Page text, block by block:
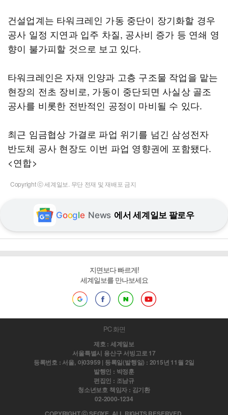
건설업계는 타워크레인 가동 중단이 장기화할 경우
공사 일정 지연과 입주 차질, 공사비 증가 등 연쇄 영
향이 불가피할 것으로 보고 있다.
타워크레인은 자재 인양과 고층 구조물 작업을 맡는
현장의 전초 장비로, 가동이 중단되면 사실상 골조
공사를 비롯한 전반적인 공정이 마비될 수 있다.
최근 임금협상 가결로 파업 위기를 넘긴 삼성전자
반도체 공사 현장도 이번 파업 영향권에 포함됐다.
<연합>
Copyright ⓒ 세계일보. 무단 전재 및 재배포 금지
Google News 에서 세계일보 팔로우
지면보다 빠르게!
세계일보를 만나보세요
PC 화면
제호 : 세계일보
서울특별시 용산구 서빙고로 17
등록번호 : 서울, 아03959 | 등록일(발행일) : 2015년 11월 2일
발행인 : 박정훈
편집인 : 조남규
청소년보호 책임자 : 김기환
02-2000-1234